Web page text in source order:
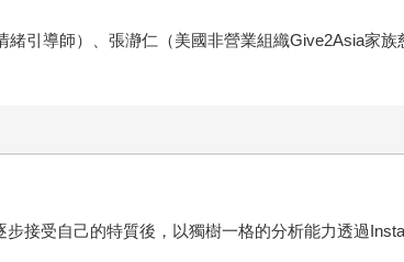
引導師）、張瀞仁（美國非營業組織Give2Asia家
接受自己的特質後，以獨樹一格的分析能力透過